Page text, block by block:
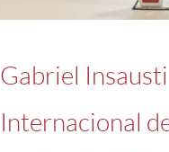
Gabriel
Internacional